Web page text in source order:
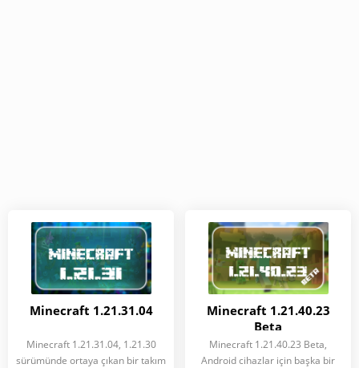
Minecraft 1.21.31.04
Minecraft 1.21.31.04, 1.21.30
sürümünde ortaya çıkan bir takım
Minecraft 1.21.40.23
Beta
Minecraft 1.21.40.23 Beta,
Android cihazlar için başka bir